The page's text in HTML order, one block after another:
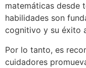
matemáticas desde
habilidades son
cognitivo y su éxito
Por lo tanto, es
cuidadores